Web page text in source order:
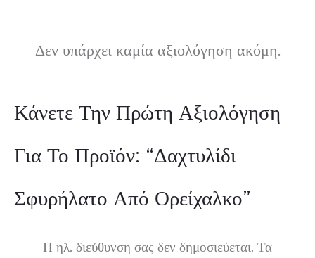
ξ
ι
ο
Δεν υπάρχει καμία αξιολόγηση ακόμη.
Κάνετε Την Πρώτη Αξιολόγηση
Για Το Προϊόν: “Δαχτυλίδι
Σφυρήλατο Από Ορείχαλκο”
Η ηλ. διεύθυνση σας δεν δημοσιεύεται. Τα